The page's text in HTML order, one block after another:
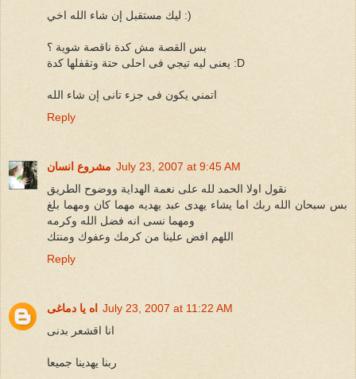
ليك مستقبل إن شاء الله اخي :)
بس القصة مش كدة ناقصة شوية ؟
يعنى ليه تيجي فى احلى حتة وتقفلها كدة :D
اتمني يكون فى جزء تانى إن شاء الله
Reply
مشروع انسان July 23, 2007 at 9:45 AM
نقول اولا الحمد لله على نعمة الهداية ووضوح الطريق
بس سبحان الله ربك اما يشاء يهدى عبد يهديه مهما كان ومهما بلغ
ومهما نسى انه فضل الله وكرمه
اللهم افض علينا من كرمك وعفوك ومنتك
Reply
اه يا دماغى
July 23, 2007 at 11:22 AM
انا اقشعر بدنى
ربنا يهدينا جميعا